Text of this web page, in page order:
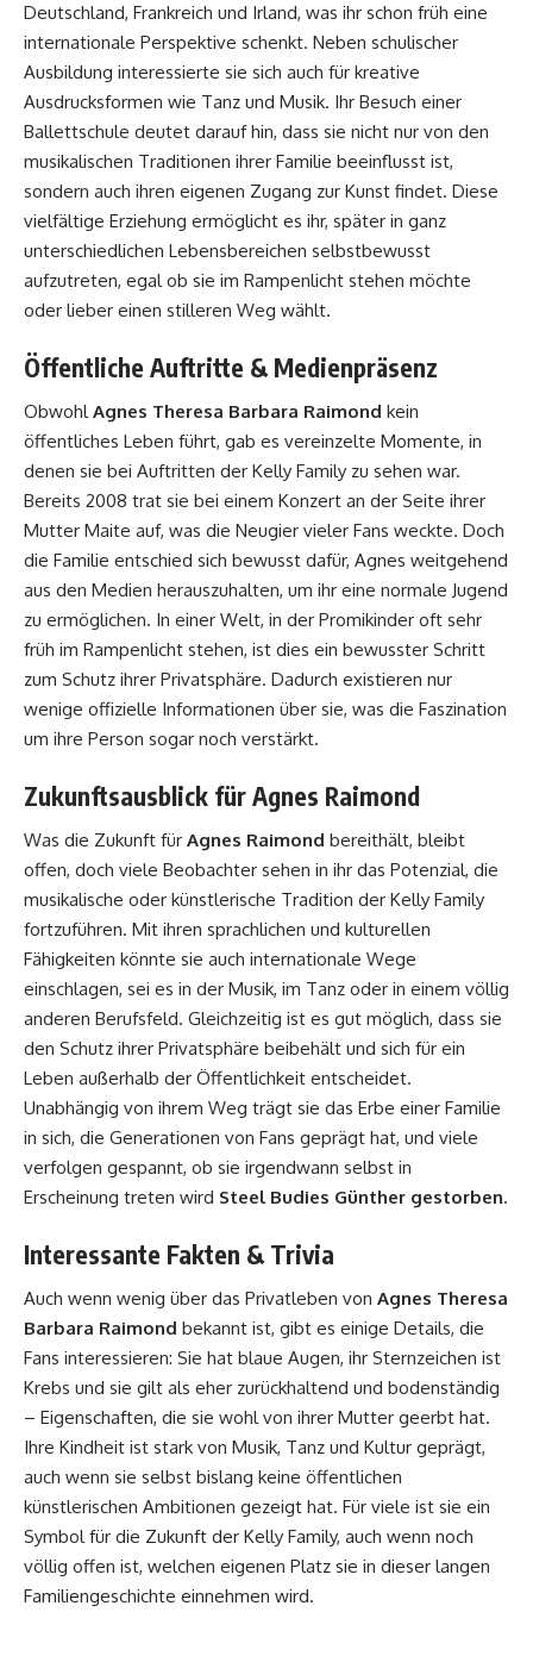
Deutschland, Frankreich und Irland, was ihr schon früh eine
internationale Perspektive schenkt. Neben schulischer
Ausbildung interessierte sie sich auch für kreative
Ausdrucksformen wie Tanz und Musik. Ihr Besuch einer
Ballettschule deutet darauf hin, dass sie nicht nur von den
musikalischen Traditionen ihrer Familie beeinflusst ist,
sondern auch ihren eigenen Zugang zur Kunst findet. Diese
vielfältige Erziehung ermöglicht es ihr, später in ganz
unterschiedlichen Lebensbereichen selbstbewusst
aufzutreten, egal ob sie im Rampenlicht stehen möchte
oder lieber einen stilleren Weg wählt.
Öffentliche Auftritte & Medienpräsenz
Obwohl Agnes Theresa Barbara Raimond kein
öffentliches Leben führt, gab es vereinzelte Momente, in
denen sie bei Auftritten der Kelly Family zu sehen war.
Bereits 2008 trat sie bei einem Konzert an der Seite ihrer
Mutter Maite auf, was die Neugier vieler Fans weckte. Doch
die Familie entschied sich bewusst dafür, Agnes weitgehend
aus den Medien herauszuhalten, um ihr eine normale Jugend
zu ermöglichen. In einer Welt, in der Promikinder oft sehr
früh im Rampenlicht stehen, ist dies ein bewusster Schritt
zum Schutz ihrer Privatsphäre. Dadurch existieren nur
wenige offizielle Informationen über sie, was die Faszination
um ihre Person sogar noch verstärkt.
Zukunftsausblick für Agnes Raimond
Was die Zukunft für Agnes Raimond bereithält, bleibt
offen, doch viele Beobachter sehen in ihr das Potenzial, die
musikalische oder künstlerische Tradition der Kelly Family
fortzuführen. Mit ihren sprachlichen und kulturellen
Fähigkeiten könnte sie auch internationale Wege
einschlagen, sei es in der Musik, im Tanz oder in einem völlig
anderen Berufsfeld. Gleichzeitig ist es gut möglich, dass sie
den Schutz ihrer Privatsphäre beibehält und sich für ein
Leben außerhalb der Öffentlichkeit entscheidet.
Unabhängig von ihrem Weg trägt sie das Erbe einer Familie
in sich, die Generationen von Fans geprägt hat, und viele
verfolgen gespannt, ob sie irgendwann selbst in
Erscheinung treten wird Steel Budies Günther gestorben.
Interessante Fakten & Trivia
Auch wenn wenig über das Privatleben von Agnes Theresa
Barbara Raimond bekannt ist, gibt es einige Details, die
Fans interessieren: Sie hat blaue Augen, ihr Sternzeichen ist
Krebs und sie gilt als eher zurückhaltend und bodenständig
– Eigenschaften, die sie wohl von ihrer Mutter geerbt hat.
Ihre Kindheit ist stark von Musik, Tanz und Kultur geprägt,
auch wenn sie selbst bislang keine öffentlichen
künstlerischen Ambitionen gezeigt hat. Für viele ist sie ein
Symbol für die Zukunft der Kelly Family, auch wenn noch
völlig offen ist, welchen eigenen Platz sie in dieser langen
Familiengeschichte einnehmen wird.